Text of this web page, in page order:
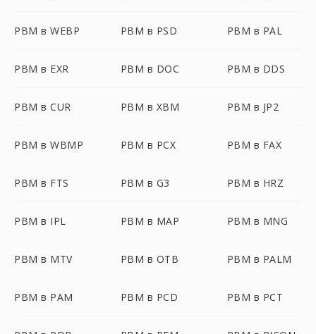
PBM в WEBP PBM в PSD PBM в PAL
PBM в EXR PBM в DOC PBM в DDS
PBM в CUR PBM в XBM PBM в JP2
PBM в WBMP PBM в PCX PBM в FAX
PBM в FTS PBM в G3 PBM в HRZ
PBM в IPL PBM в MAP PBM в MNG
PBM в MTV PBM в OTB PBM в PALM
PBM в PAM PBM в PCD PBM в PCT